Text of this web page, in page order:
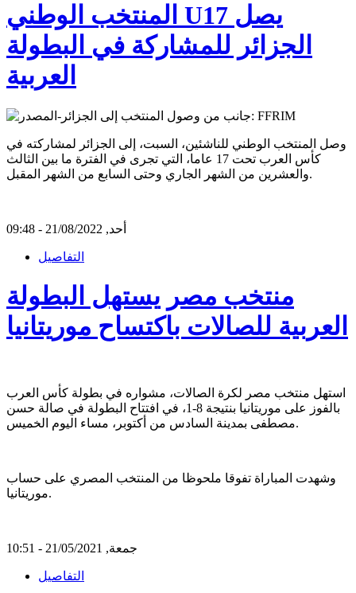
المنتخب الوطني U17 يصل
الجزائر للمشاركة في البطولة
العربية
وصل المنتخب الوطني للناشئين، السبت، إلى الجزائر لمشاركته في
كأس العرب تحت 17 عاما، التي تجرى في الفترة ما بين الثالث
والعشرين من الشهر الجاري وحتى السابع من الشهر المقبل.
أحد, 21/08/2022 - 09:48
التفاصيل
منتخب مصر يستهل البطولة
العربية للصالات باكتساح موريتانيا
استهل منتخب مصر لكرة الصالات، مشواره في بطولة كأس العرب
بالفوز على موريتانيا بنتيجة 8-1، في افتتاح البطولة في صالة حسن
مصطفى بمدينة السادس من أكتوبر، مساء اليوم الخميس.
وشهدت المباراة تفوقا ملحوظا من المنتخب المصري على حساب
موريتانيا.
جمعة, 21/05/2021 - 10:51
التفاصيل